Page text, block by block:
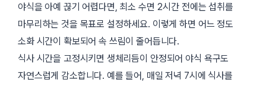
야식을 아예 끊기 어렵다면, 최소 수면 2시간 전에는 섭취를
마무리하는 것을 목표로 설정하세요. 이렇게 하면 어느 정도
소화 시간이 확보되어 속 쓰림이 줄어듭니다.
식사 시간을 고정시키면 생체리듬이 안정되어 야식 욕구도
자연스럽게 감소합니다. 예를 들어, 매일 저녁 7시에 식사를